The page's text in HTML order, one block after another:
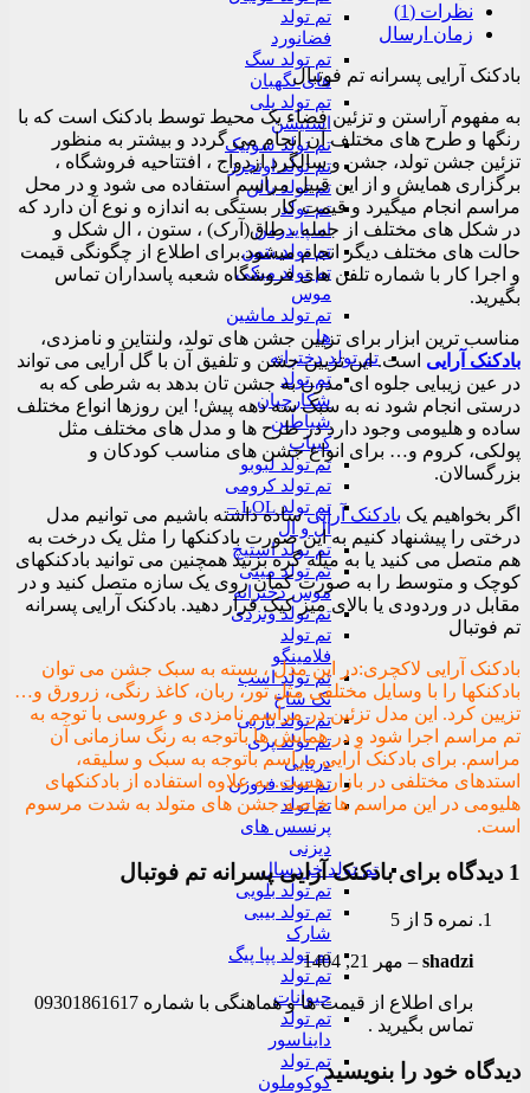
تم تولد
فضانورد
تم تولد سگ
های نگهبان
تم تولد پلی
استیشن
تم تولد سونیک
تم تولد اونجرز
تم تولد بالن
تم تولد
اسپایدرمن
تم تولد بتمن
تم تولد میکی
موس
تم تولد ماشین
ها
تم تولد دخترانه
تم تولد
شکارچیان
شیاطین
کیپاپ
تم تولد لبوبو
تم تولد کرومی
تم تولد LOL –
ال و ال
تم تولد استیچ
تم تولد مینی
موس دخترانه
تم تولد ونزدی
تم تولد
فلامینگو
تم تولد اسب
تک شاخ
تم تولد باربی
تم تولد پری
دریایی
تم تولد فروزن
تم تولد
پرنسس های
دیزنی
تم تولد خردسال
تم تولد بلویی
تم تولد بیبی
شارک
تم تولد پپا پیگ
تم تولد
حیوانات
تم تولد
دایناسور
تم تولد
کوکوملون
نظرات (1)
زمان ارسال
بادکنک آرایی پسرانه تم فوتبال
به مفهوم آراستن و تزئین فضاء یک محیط توسط بادکنک است که با
رنگها و طرح های مختلف آن انجام می گردد و بیشتر به منظور
تزئین جشن تولد، جشن و سالگرد ازدواج ، افتتاحیه فروشگاه ،
برگزاری همایش و از این قبیل مراسم استفاده می شود و در محل
مراسم انجام میگیرد و قیمت کار بستگی به اندازه و نوع آن دارد که
در شکل های مختلف از جمله ، طاق(آرک) ، ستون ، ال شکل و
حالت های مختلف دیگر انجام میشود.برای اطلاع از چگونگی قیمت
و اجرا کار با شماره تلفن های فروشگاه شعبه پاسداران تماس
بگیرید.
مناسب ترین ابزار برای تزیین جشن های تولد، ولنتاین و نامزدی،
بادکنک آرایی است. این تزیین جشن و تلفیق آن با گل آرایی می تواند
در عین زیبایی جلوه ای مدرن به جشن تان بدهد به شرطی که به
درستی انجام شود نه به سبک سه دهه پیش! این روزها انواع مختلف
ساده و هلیومی وجود دارد در طرح ها و مدل های مختلف مثل
پولکی، کروم و… برای انواع جشن های مناسب کودکان و
بزرگسالان.
اگر بخواهیم یک بادکنک آراییساده داشته باشیم می توانیم مدل
درختی را پیشنهاد کنیم به این صورت بادکنکها را مثل یک درخت به
هم متصل می کنید یا به میله گره بزنید همچنین می توانید بادکنکهای
کوچک و متوسط را به صورت کمان روی یک سازه متصل کنید و در
مقابل در وردودی یا بالای میز کیک قرار دهید. بادکنک آرایی پسرانه
تم فوتبال
بادکنک آرایی لاکچری:در این مدل ، بسته به سبک جشن می توان
بادکنکها را با وسایل مختلفی مثل تور، ربان، کاغذ رنگی، زرورق و…
تزیین کرد. این مدل تزئین در مراسم نامزدی و عروسی با توجه به
تم مراسم اجرا شود و در همایش ها باتوجه به رنگ سازمانی آن
مراسم. برای بادکنک آرایی مراسم باتوجه به سبک و سلیقه،
استدهای مختلفی در بازار هست. به علاوه استفاده از بادکنکهای
هلیومی در این مراسم ها خاصه جشن های متولد به شدت مرسوم
است.
1 دیدگاه برای بادکنک آرایی پسرانه تم فوتبال
نمره 5 از 5
shadzi
– مهر 21, 1404
برای اطلاع از قیمت ها و هماهنگی با شماره 09301861617
تماس بگیرید .
دیدگاه خود را بنویسید